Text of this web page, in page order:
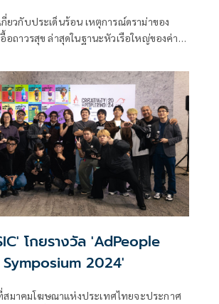
กี่ยวกับประเด็นร้อน เหตุการณ์ดราม่าของ
ถาวรสุข ล่าสุดในฐานะหัวเรือใหญ่ของค่าย
าชกิจ ก็ได้แถลงสรุปข้อเท็จจริงพร้อม
แจงช้า
โกยรางวัล 'AdPeople
2024'
มาคมโฆษณาแห่งประเทศไทยจะประกาศ